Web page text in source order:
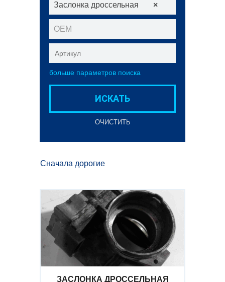
×
Заслонка дроссельная
ОЕМ
больше параметров поиска
ИСКАТЬ
ОЧИСТИТЬ
Сначала дорогие
ЗАСЛОНКА ДРОССЕЛЬНАЯ